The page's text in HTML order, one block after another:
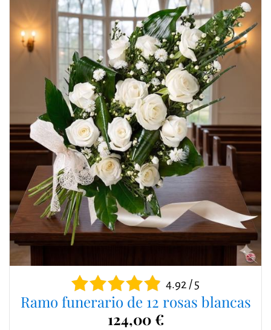
4.92 / 5
Ramo funerario de 12 rosas blancas
124,00 €